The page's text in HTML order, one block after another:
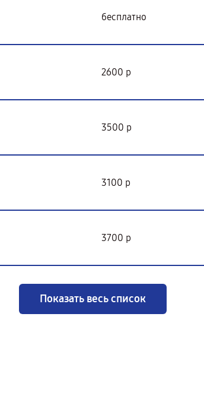
бесплатно
2600 р
3500 р
3100 р
3700 р
Показать весь список